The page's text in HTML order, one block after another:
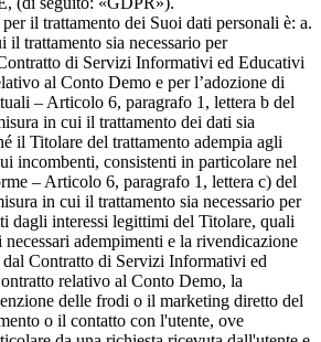
il trattamento dei Suoi dati personali è: a.
il trattamento sia necessario per
di Servizi Informativi ed Educativi
al Conto Demo e per l’adozione di
– Articolo 6, paragrafo 1, lettera b del
in cui il trattamento dei dati sia
il Titolare del trattamento adempia agli
incombenti, consistenti in particolare nel
– Articolo 6, paragrafo 1, lettera c) del
in cui il trattamento sia necessario per
dagli interessi legittimi del Titolare, quali
adempimenti e la rivendicazione
Contratto di Servizi Informativi ed
relativo al Conto Demo, la
delle frodi o il marketing diretto del
o il contatto con l'utente, ove